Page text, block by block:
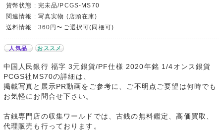
貨幣状態 : 完未品/PCGS-MS70
関連情報 : 写真実物 (店頭在庫)
送料情報 : 360円〜ご選択可(同梱可)
人気品 おススメ
中国人民銀行 福字 3元銀貨/PF仕様 2020年銘 1/4オンス銀貨
PCGS社MS70の詳細は、
掲載写真と展示PR動画をご参考に、ご不明点ご要望は何時でも
お気軽にお問合せ下さい。
古銭専門店の収集ワールドでは、古銭の無料鑑定、高価買取、
代理販売も行っております。